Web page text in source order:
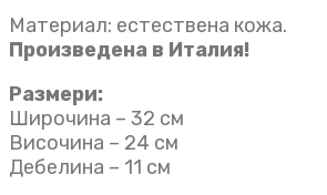
Материал: естествена кожа.
Произведена в Италия!
Размери:
Широчина – 32 см
Височина – 24 см
Дебелина – 11 см